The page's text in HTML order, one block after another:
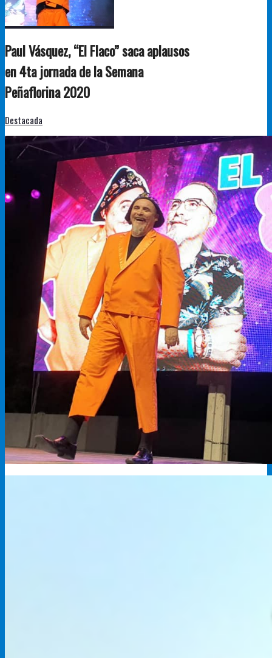
Paul Vásquez, “El Flaco” saca aplausos
en 4ta jornada de la Semana
Peñaflorina 2020
Destacada